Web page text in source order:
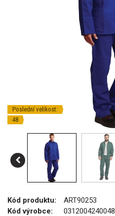
Poslední velikost:
48
Kód produktu:
ART90253
Kód výrobce:
0312004240048